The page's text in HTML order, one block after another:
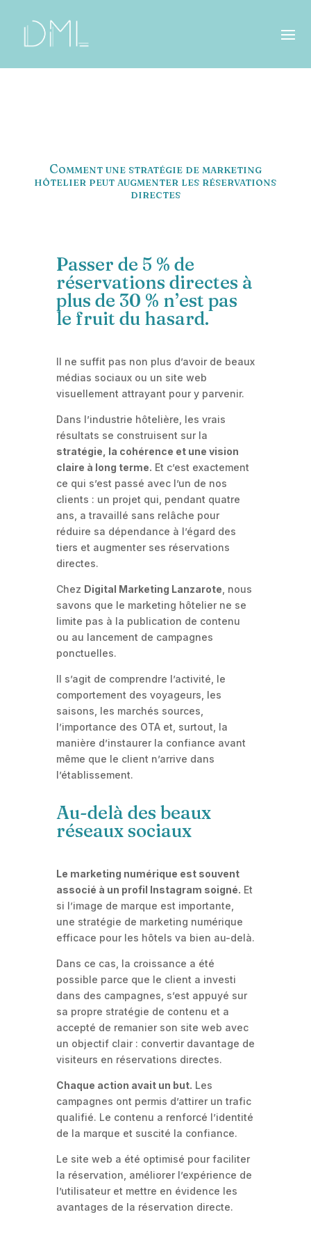
Comment une stratégie de marketing
hôtelier peut augmenter les réservations
directes
Passer de 5 % de
réservations directes à
plus de 30 % n’est pas
le fruit du hasard.
Il ne suffit pas non plus d’avoir de beaux
médias sociaux ou un site web
visuellement attrayant pour y parvenir.
Dans l’industrie hôtelière, les vrais
résultats se construisent sur la
stratégie, la cohérence et une vision
claire à long terme. Et c’est exactement
ce qui s’est passé avec l’un de nos
clients : un projet qui, pendant quatre
ans, a travaillé sans relâche pour
réduire sa dépendance à l’égard des
tiers et augmenter ses réservations
directes.
Chez Digital Marketing Lanzarote , nous
savons que le marketing hôtelier ne se
limite pas à la publication de contenu
ou au lancement de campagnes
ponctuelles.
Il s’agit de comprendre l’activité, le
comportement des voyageurs, les
saisons, les marchés sources,
l’importance des OTA et, surtout, la
manière d’instaurer la confiance avant
même que le client n’arrive dans
l’établissement.
Au-delà des beaux
réseaux sociaux
Le marketing numérique est souvent
associé à un profil Instagram soigné. Et
si l’image de marque est importante,
une stratégie de marketing numérique
efficace pour les hôtels va bien au-delà.
Dans ce cas, la croissance a été
possible parce que le client a investi
dans des campagnes, s’est appuyé sur
sa propre stratégie de contenu et a
accepté de remanier son site web avec
un objectif clair : convertir davantage de
visiteurs en réservations directes.
Chaque action avait un but. Les
campagnes ont permis d’attirer un trafic
qualifié. Le contenu a renforcé l’identité
de la marque et suscité la confiance.
Le site web a été optimisé pour faciliter
la réservation, améliorer l’expérience de
l’utilisateur et mettre en évidence les
avantages de la réservation directe.